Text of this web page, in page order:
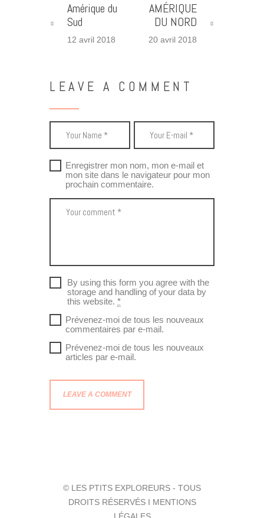
Amérique du
Sud
12 avril 2018
AMÉRIQUE
DU NORD
20 avril 2018
LEAVE A COMMENT
Enregistrer mon nom, mon e-mail et
mon site dans le navigateur pour mon
prochain commentaire.
By using this form you agree with the
storage and handling of your data by
this website. *
Prévenez-moi de tous les nouveaux
commentaires par e-mail.
Prévenez-moi de tous les nouveaux
articles par e-mail.
© LES PTITS EXPLOREURS - TOUS
DROITS RÉSERVÉS I MENTIONS
LÉGALES